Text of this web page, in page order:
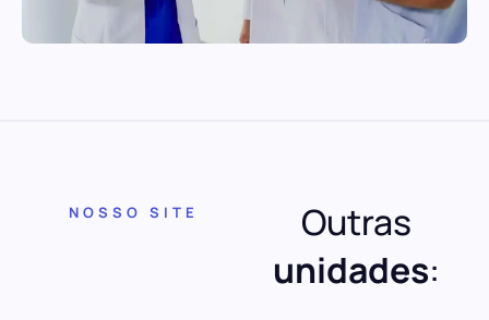
NOSSO SITE
Outras
unidades: